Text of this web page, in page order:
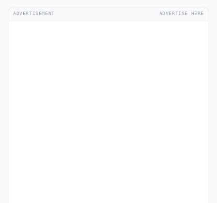
ADVERTISEMENT ADVERTISE HERE